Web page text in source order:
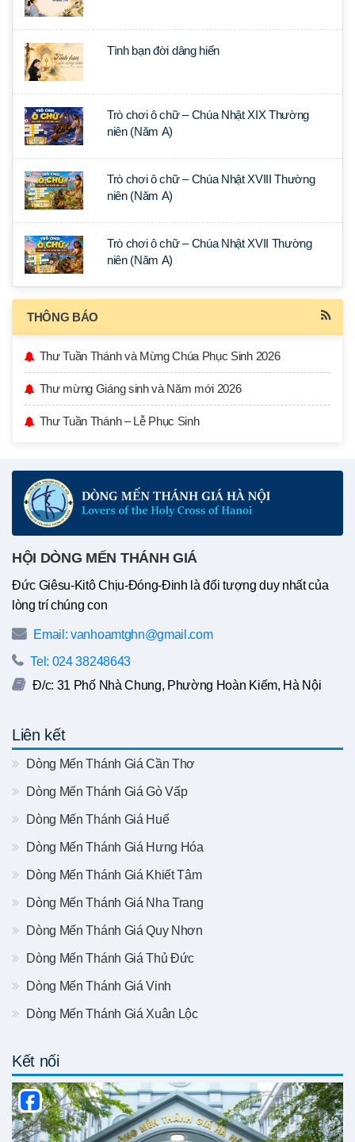
Tình bạn đời dâng hiến
Trò chơi ô chữ – Chúa Nhật XIX Thường
niên (Năm A)
Trò chơi ô chữ – Chúa Nhật XVIII Thường
niên (Năm A)
Trò chơi ô chữ – Chúa Nhật XVII Thường
niên (Năm A)
THÔNG BÁO
Thư Tuần Thánh và Mừng Chúa Phục Sinh 2026
Thư mừng Giáng sinh và Năm mới 2026
Thư Tuần Thánh – Lễ Phục Sinh
HỘI DÒNG MẾN THÁNH GIÁ
Đức Giêsu-Kitô Chịu-Đóng-Đinh là đối tượng duy nhất của
lòng trí chúng con
Email: vanhoamtghn@gmail.com
Tel: 024 38248643
Đ/c: 31 Phố Nhà Chung, Phường Hoàn Kiếm, Hà Nội
Liên kết
Dòng Mến Thánh Giá Cần Thơ
Dòng Mến Thánh Giá Gò Vấp
Dòng Mến Thánh Giá Huế
Dòng Mến Thánh Giá Hưng Hóa
Dòng Mến Thánh Giá Khiết Tâm
Dòng Mến Thánh Giá Nha Trang
Dòng Mến Thánh Giá Quy Nhơn
Dòng Mến Thánh Giá Thủ Đức
Dòng Mến Thánh Giá Vinh
Dòng Mến Thánh Giá Xuân Lộc
Kết nối